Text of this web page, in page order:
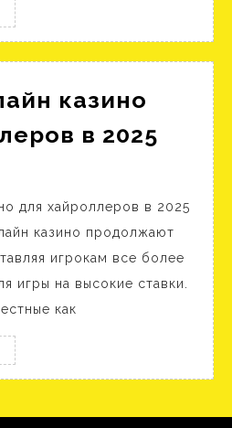
казино
в 2025
для хайроллеров в 2025
казино продолжают
игрокам все более
игры на высокие ставки.
как